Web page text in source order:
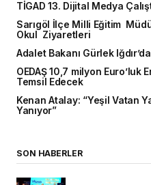
TİGAD 13. Dijital Medya
Sarıgöl İlçe Milli Eğitim
Okul Ziyaretleri
Adalet Bakanı Gürlek
OEDAŞ 10,7 milyon Euro’luk
Temsil Edecek
Kenan Atalay: “Yeşil Vatan
Yanıyor”
SON HABERLER